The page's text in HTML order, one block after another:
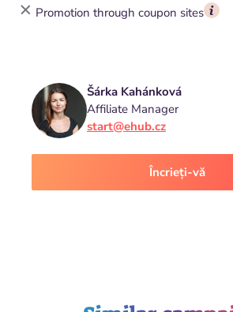
Promotion through coupon sites
Šárka Kahánková
Affiliate Manager
start@ehub.cz
Încrieți-vă